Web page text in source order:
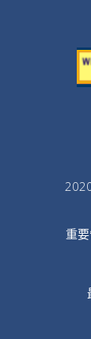
重